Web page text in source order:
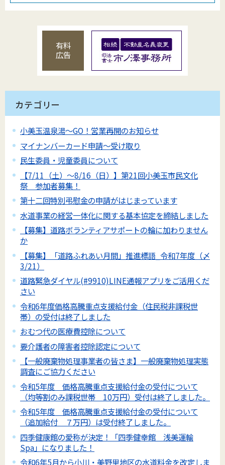
有料
広告
カテゴリー
小美玉温泉湯～GO！営業再開のお知らせ
マイナンバーカード申請～受け取り
民生委員・児童委員について
【7/11（土）～8/16（日）】第21回小美玉市民文化
祭 参加者募集！
第十二回特別弔慰金の申請がはじまっています
水道事業の経営一体化に関する基本協定を締結しました
【募集】道路ボランティアサポートの輪に加わりません
か
【募集】「道路ふれあい月間」推進標語_令和7年度（〆
3/21）
道路緊急ダイヤル(#9910)LINE通報アプリをご活用くだ
さい
令和6年度価格高騰重点支援給付金（住民税非課税世
帯）の受付は終了しました
おむつ代の医療費控除について
要介護者の障害者控除認定について
【一般廃棄物処理事業者の皆さま】一般廃棄物処理実態
調査にご協力ください
令和5年度 価格高騰重点支援給付金の受付について
（均等割のみ課税世帯 10万円）受付は終了しました。
令和5年度 価格高騰重点支援給付金の受付について
（追加給付 ７万円）は受付終了しました。
四季健康館の愛称が決定！「四季健幸館 浅美運輸
Spa」になりました！
令和6年5月から小川・美野里地区の水道料金を改定しま